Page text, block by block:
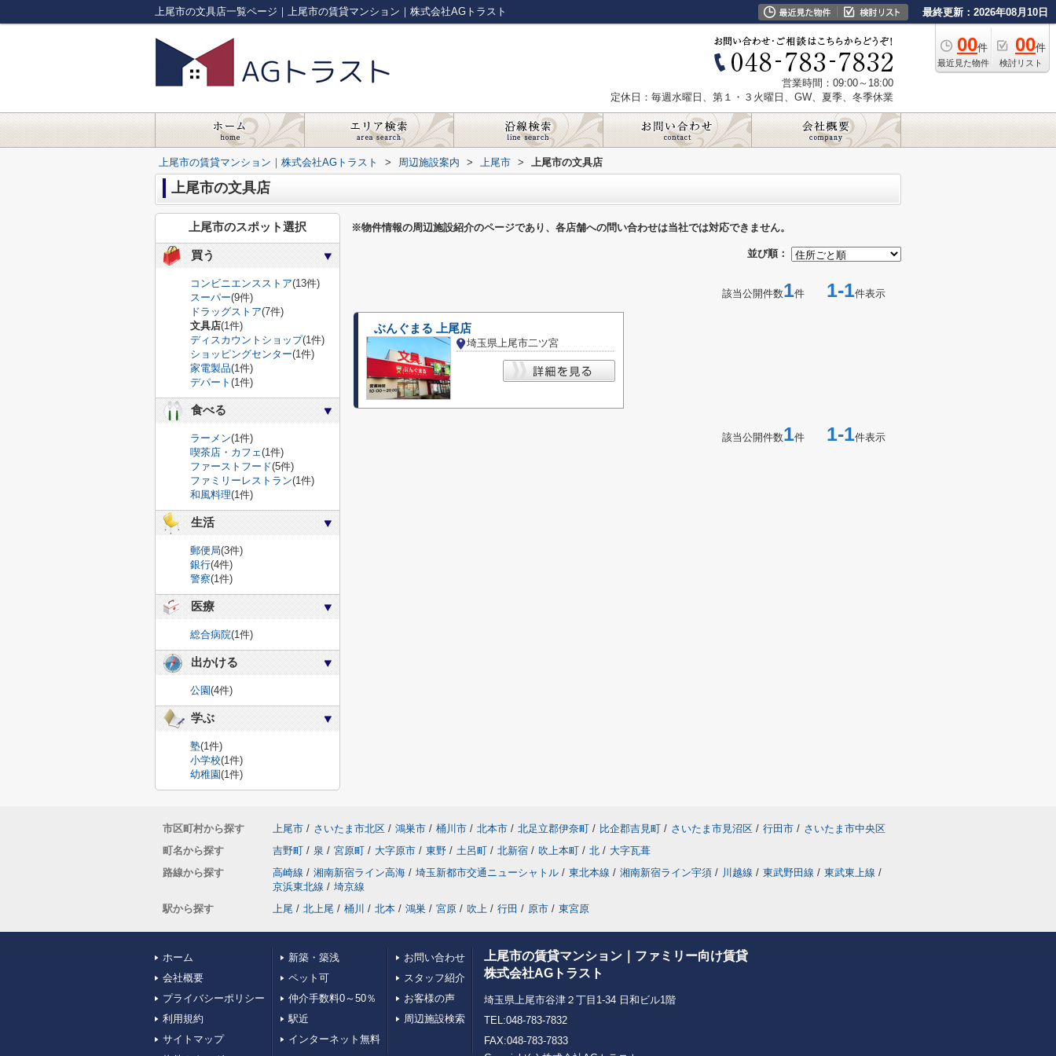
上尾市の文具店一覧ページ｜上尾市の賃貸マンション｜株式会社AGトラスト 最終更新：2026年08月10日
00件
最近見た物件
00件
検討リスト
営業時間：09:00～18:00
定休日：毎週水曜日、第１・３火曜日、GW、夏季、冬季休業
上尾市の賃貸マンション｜株式会社AGトラスト > 周辺施設案内 > 上尾市 > 上尾市の文具店
上尾市の文具店
※物件情報の周辺施設紹介のページであり、各店舗への問い合わせは当社では対応できません。
並び順：
該当公開件数1件 1-1件表示
ぶんぐまる 上尾店
埼玉県上尾市二ツ宮
該当公開件数1件 1-1件表示
上尾市のスポット選択
買う
コンビニエンスストア(13件)
スーパー(9件)
ドラッグストア(7件)
文具店(1件)
ディスカウントショップ(1件)
ショッピングセンター(1件)
家電製品(1件)
デパート (1件)
食べる
ラーメン(1件)
喫茶店・カフェ(1件)
ファーストフード(5件)
ファミリーレストラン(1件)
和風料理(1件)
生活
郵便局(3件)
銀行(4件)
警察(1件)
医療
総合病院(1件)
出かける
公園(4件)
学ぶ
塾(1件)
小学校(1件)
幼稚園(1件)
市区町村から探す 上尾市 / さいたま市北区 / 鴻巣市 / 桶川市 / 北本市 / 北足立郡伊奈町 / 比企郡吉見町 / さいたま市見沼区 / 行田市 / さいたま市中央区
町名から探す
吉野町 / 泉 / 宮原町 / 大字原市 / 東野 / 土呂町 / 北新宿 / 吹上本町 / 北 / 大字瓦葺
路線から探す
高崎線 / 湘南新宿ライン高海 / 埼玉新都市交通ニューシャトル / 東北本線 / 湘南新宿ライン宇須 / 川越線 / 東武野田線 / 東武東上線 /
京浜東北線 / 埼京線
駅から探す
上尾 / 北上尾 / 桶川 / 北本 / 鴻巣 / 宮原 / 吹上 / 行田 / 原市 / 東宮原
ホーム
会社概要
プライバシーポリシー
利用規約
サイトマップ
新築・築浅
ペット可
仲介手数料0～50％
駅近
インターネット無料
お問い合わせ
スタッフ紹介
お客様の声
周辺施設検索
上尾市の賃貸マンション｜ファミリー向け賃貸
株式会社AGトラスト
埼玉県上尾市谷津２丁目1-34 日和ビル1階
TEL:048-783-7832
FAX:048-783-7833